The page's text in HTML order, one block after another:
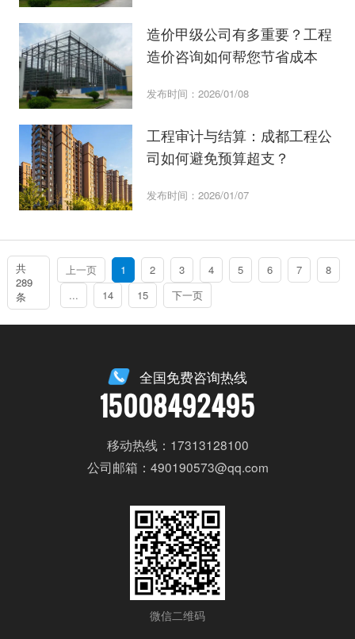
造价甲级公司有多重要？工程
造价咨询如何帮您节省成本
发布时间：2026/01/08
工程审计与结算：成都工程公
司如何避免预算超支？
发布时间：2026/01/07
共
289
条
上一页 1 2 3 4 5 6 7
8
...
14 15 下一页
全国免费咨询热线
15008492495
移动热线：17313128100
公司邮箱：490190573@qq.com
微信二维码